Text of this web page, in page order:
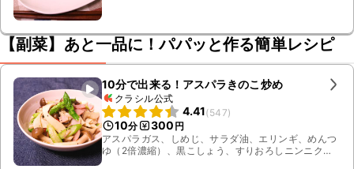
【副菜】あと一品に！パパッと作る簡単レシピ
10分で出来る！アスパラきのこ炒め
クラシル公式
4.41(547)
10分 300 円
アスパラガス、しめじ、サラダ油、エリンギ、めんつ
ゆ（2倍濃縮）、黒こしょう、すりおろしニンニク、